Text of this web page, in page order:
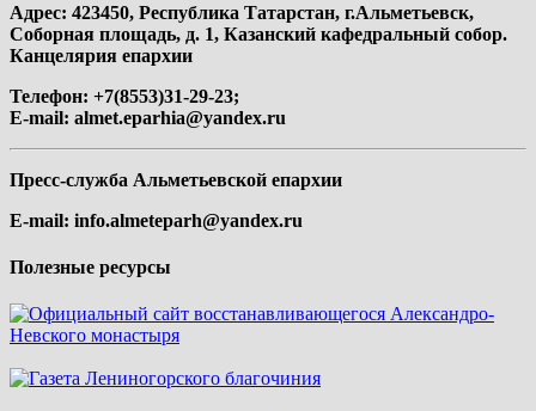
Адрес: 423450, Республика Татарстан, г.Альметьевск,
Соборная площадь, д. 1, Казанский кафедральный собор.
Канцелярия епархии
Телефон: +7(8553)31-29-23;
E-mail: almet.eparhia@yandex.ru
Пресс-служба Альметьевской епархии
E-mail: info.almeteparh@yandex.ru
Полезные ресурсы